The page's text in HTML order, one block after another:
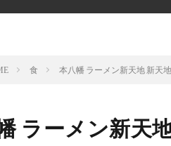
食 本八幡 ラーメン新天地 新天
ラーメン新天